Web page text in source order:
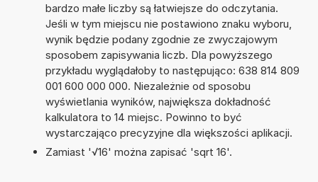
bardzo małe liczby są łatwiejsze do odczytania.
Jeśli w tym miejscu nie postawiono znaku wyboru,
wynik będzie podany zgodnie ze zwyczajowym
sposobem zapisywania liczb. Dla powyższego
przykładu wyglądałoby to następująco: 638 814 809
001 600 000 000. Niezależnie od sposobu
wyświetlania wyników, największa dokładność
kalkulatora to 14 miejsc. Powinno to być
wystarczająco precyzyjne dla większości aplikacji.
Zamiast '√16' można zapisać 'sqrt 16'.